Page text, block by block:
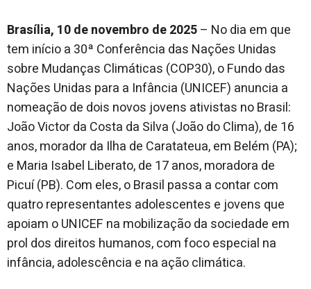
Brasília, 10 de novembro de 2025– No dia em que
tem início a 30ª Conferência das Nações Unidas
sobre Mudanças Climáticas (COP30), o Fundo das
Nações Unidas para a Infância (UNICEF) anuncia a
nomeação de dois novos jovens ativistas no Brasil:
João Victor da Costa da Silva (João do Clima), de 16
anos, morador da Ilha de Caratateua, em Belém (PA);
e Maria Isabel Liberato, de 17 anos, moradora de
Picuí (PB). Com eles, o Brasil passa a contar com
quatro representantes adolescentes e jovens que
apoiam o UNICEF na mobilização da sociedade em
prol dos direitos humanos, com foco especial na
infância, adolescência e na ação climática.